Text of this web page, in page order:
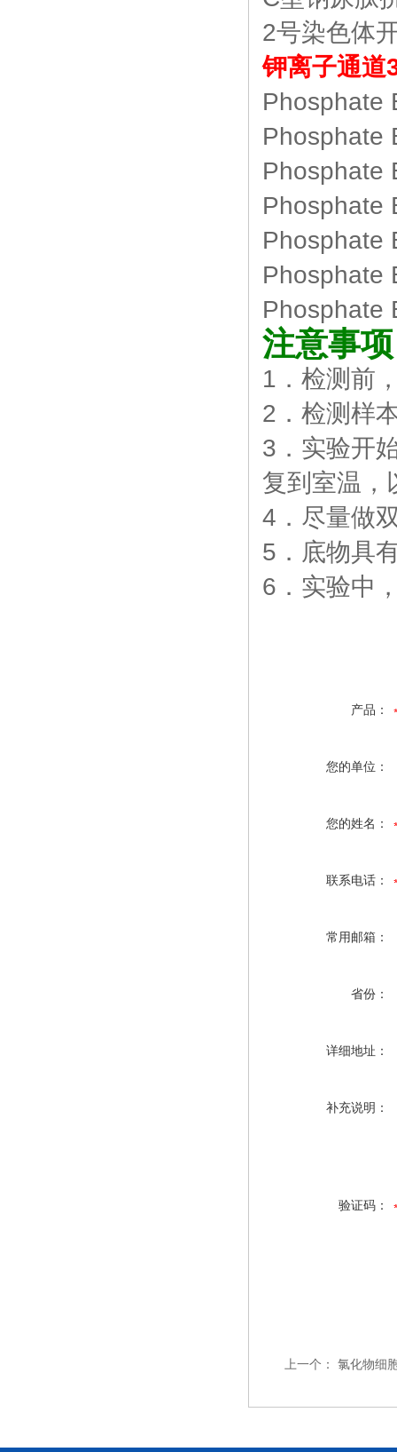
2号染色体
钾离子通道
Phosphate
Phosphate
Phosphate
Phosphate
Phosphate
Phosphate
Phosphate
注意事
1．检测前
2．检测样
3．实验开
复到室温，
4．尽量做
5．底物具
6．实验中
产品：
您的单位：
您的姓名：
联系电话：
常用邮箱：
省份：
详细地址：
补充说明：
验证码：
上一个： 氯化物细